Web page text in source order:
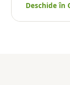
Deschide în